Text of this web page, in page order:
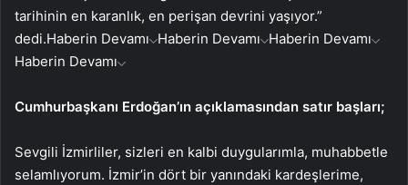
tarihinin en karanlık, en perişan devrini yaşıyor.”
dedi.Haberin Devamı Haberin Devamı Haberin Devamı
Haberin Devamı
Cumhurbaşkanı Erdoğan’ın açıklamasından satır başları;
Sevgili İzmirliler, sizleri en kalbi duygularımla, muhabbetle
selamlıyorum. İzmir’in dört bir yanındaki kardeşlerime,